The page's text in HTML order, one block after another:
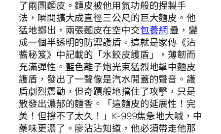
了兩團麵皮。麵皮被他用氣功般的捏製手
法，瞬間擴大成直徑三公尺的巨大麵皮。他
猛地擲出，兩張麵皮在空中交包養網疊，變
成一個半透明的防禦護盾。這就是家傳《沾
醬秘笈》中記載的「水餃皮護盾」，薄韌而
充滿彈性。藍色離子炮光束猛烈地擊中麵皮
護盾，發出了一聲像是汽水開蓋的聲音。護
盾劇烈震動，但奇蹟般地擋住了攻擊，只是
散發出濃郁的麵香。「這麵皮的延展性！完
美！但撐不了太久！」K-999焦急地大喊，中
藥味更濃了。廖沾沾知道，他必須帶走他那